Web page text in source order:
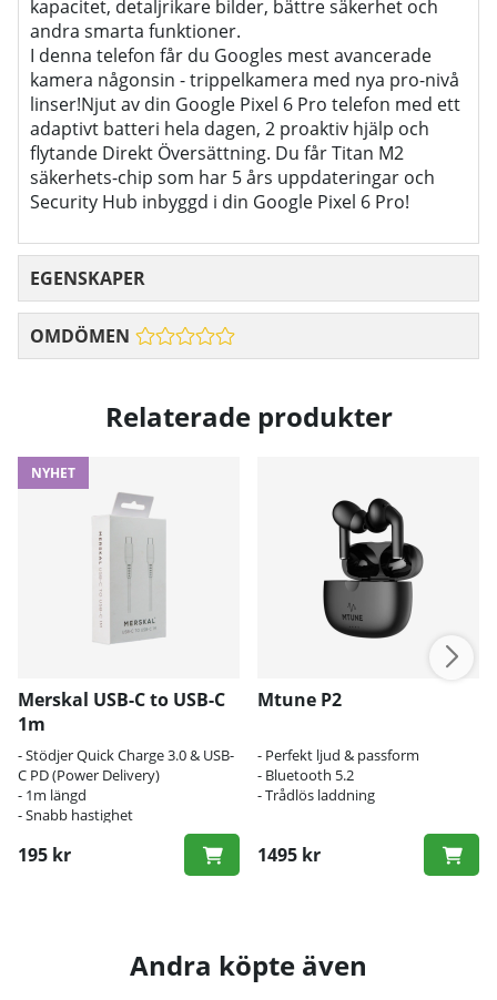
kapacitet, detaljrikare bilder, bättre säkerhet och
andra smarta funktioner.
I denna telefon får du Googles mest avancerade
kamera någonsin - trippelkamera med nya pro-nivå
linser!Njut av din Google Pixel 6 Pro telefon med ett
adaptivt batteri hela dagen, 2 proaktiv hjälp och
flytande Direkt Översättning. Du får Titan M2
säkerhets-chip som har 5 års uppdateringar och
Security Hub inbyggd i din Google Pixel 6 Pro!
EGENSKAPER
OMDÖMEN
Relaterade produkter
NYHET
Merskal USB-C to USB-C
1m
- Stödjer Quick Charge 3.0 & USB-
C PD (Power Delivery)
- 1m längd
- Snabb hastighet
195 kr
Mtune P2
- Perfekt ljud & passform
- Bluetooth 5.2
- Trådlös laddning
1495 kr
Andra köpte även